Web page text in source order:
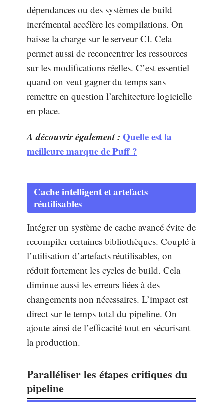
dépendances ou des systèmes de build
incrémental accélère les compilations. On
baisse la charge sur le serveur CI. Cela
permet aussi de reconcentrer les ressources
sur les modifications réelles. C’est essentiel
quand on veut gagner du temps sans
remettre en question l’architecture logicielle
en place.
A découvrir également : Quelle est la
meilleure marque de Puff ?
Cache intelligent et artefacts
réutilisables
Intégrer un système de cache avancé évite de
recompiler certaines bibliothèques. Couplé à
l’utilisation d’artefacts réutilisables, on
réduit fortement les cycles de build. Cela
diminue aussi les erreurs liées à des
changements non nécessaires. L’impact est
direct sur le temps total du pipeline. On
ajoute ainsi de l’efficacité tout en sécurisant
la production.
Paralléliser les étapes critiques du
pipeline